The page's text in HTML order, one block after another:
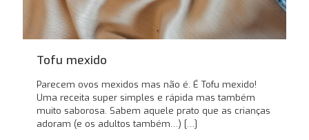
Tofu mexido
Parecem ovos mexidos mas não é. É Tofu mexido!
Uma receita super simples e rápida mas também
muito saborosa. Sabem aquele prato que as crianças
adoram (e os adultos também…) […]